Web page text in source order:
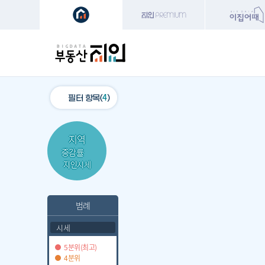
필터 항목(4)
주거(전체)
지역
증감률
지인시세
범례
시세
5분위(최고)
4분위